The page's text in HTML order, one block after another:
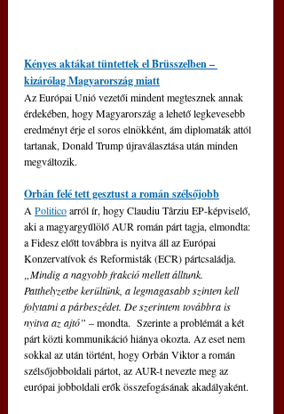
Kényes aktákat tüntettek el Brüsszelben –
kizárólag Magyarország miatt
Az Európai Unió vezetői mindent megtesznek annak
érdekében, hogy Magyarország a lehető legkevesebb
eredményt érje el soros elnökként, ám diplomaták attól
tartanak, Donald Trump újraválasztása után minden
megváltozik.
Orbán felé tett gesztust a román szélsőjobb
A Politico arról ír, hogy Claudiu Târziu EP-képviselő,
aki a magyargyűlölő AUR román párt tagja, elmondta:
a Fidesz előtt továbbra is nyitva áll az Európai
Konzervatívok és Reformisták (ECR) pártcsaládja.
„Mindig a nagyobb frakció mellett álltunk.
Patthelyzetbe kerültünk, a legmagasabb szinten kell
folytatni a párbeszédet. De szerintem továbbra is
nyitva az ajtó” – mondta.  Szerinte a problémát a két
párt közti kommunikáció hiánya okozta. Az eset nem
sokkal az után történt, hogy Orbán Viktor a román
szélsőjobboldali pártot, az AUR-t nevezte meg az
európai jobboldali erők összefogásának akadályaként.